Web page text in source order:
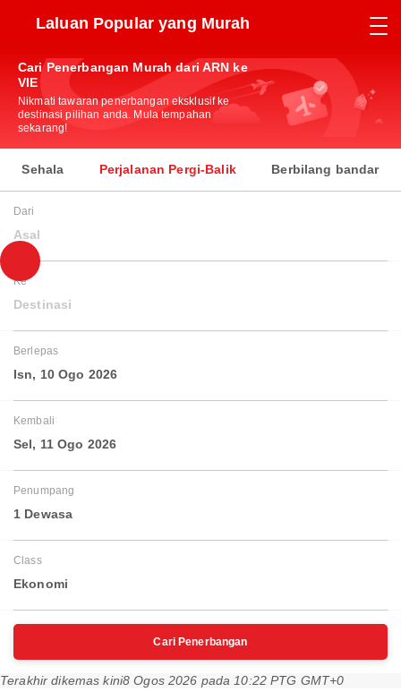
Laluan Popular yang Murah
Cari Penerbangan Murah dari ARN ke
VIE
Nikmati tawaran penerbangan eksklusif ke
destinasi pilihan anda. Mula tempahan
sekarang!
Sehala Perjalanan Pergi-Balik Berbilang bandar
Dari
Asal
Ke
Destinasi
Berlepas
Isn, 10 Ogo 2026
Kembali
Sel, 11 Ogo 2026
Penumpang
1 Dewasa
Class
Ekonomi
Cari Penerbangan
Terakhir dikemas kini8 Ogos 2026 pada 10:22 PTG GMT+0